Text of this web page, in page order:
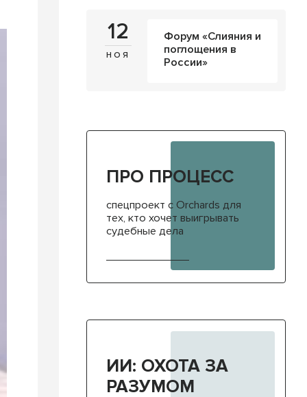
12
ноя
Форум «Слияния и
поглощения в
России»
ПРО ПРОЦЕСС
спецпроект с Orchards для
тех, кто хочет выигрывать
судебные дела
ИИ: ОХОТА ЗА
РАЗУМОМ